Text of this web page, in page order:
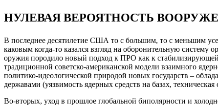
НУЛЕВАЯ ВЕРОЯТНОСТЬ
В последнее десятилетие США то с большим, то с меньшим
каковым когда-то казался взгляд на оборонительную
оружия породило новый подход к ПРО как к стабилизирующей
традиционной советско-американской модели взаимного
политико-идеологической природой новых государств –
державами (уязвимость ядерных средств на базах,
Во-вторых, уход в прошлое глобальной биполярности и